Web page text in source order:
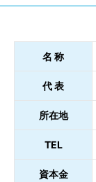
名 称
代 表
所在地
TEL
資本金